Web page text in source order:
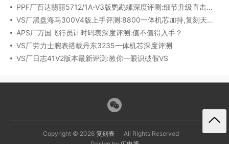
PPF厂百达翡丽5712/1A-V3版鹦鹉螺深度评测:细节升级直击正品
VS厂黑盘海马300V4版上手评测:8800一体机芯加持,复刻天花板实至名归?
APS厂万国飞行员计时码表深度评测:值不值得入手？
VS厂劳力士腕表搭载丹东3235一体机芯深度评测
VS厂日志41V2版本最新评测:教你一眼识破假VS
Copyright © 2026 复刻表
All Rights Reserved